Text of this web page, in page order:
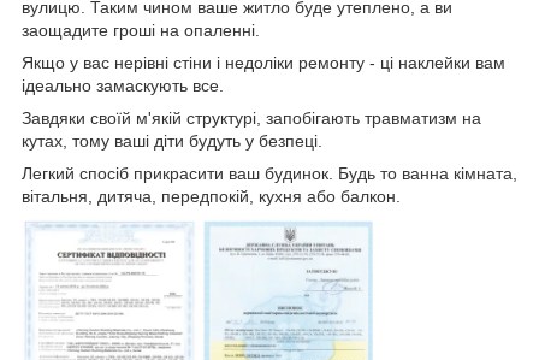
вулицю. Таким чином ваше житло буде утеплено, а ви
заощадите гроші на опаленні.
Якщо у вас нерівні стіни і недоліки ремонту - ці наклейки вам
ідеально замаскують все.
Завдяки своїй м'якій структурі, запобігають травматизм на
кутах, тому ваші діти будуть у безпеці.
Легкий спосіб прикрасити ваш будинок. Будь то ванна кімната,
вітальня, дитяча, передпокій, кухня або балкон.